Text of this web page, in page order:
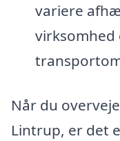
variere
virksomhed
Når du
Lintrup, er det